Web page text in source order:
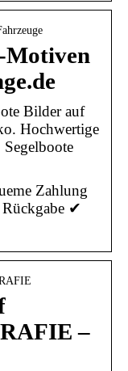
Motiven
Bilder auf
Hochwertige
Zahlung
✔
–